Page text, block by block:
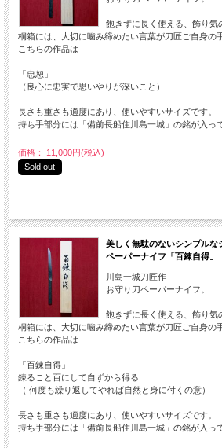
飽きずに長く使える、飾り気
桐箱には、大切に噛み締めたい言葉が刀匠ご自身の
こちらの作品は
「忠恕」
（良心に忠実で思いやりが深いこと）
長さも重さも適度にあり、使いやすいサイズです。
持ち手部分には「備前長船住川島一城」の銘が入っ
価格： 11,000円(税込)
Sold out
美しく無駄のないシンプル
ペーパーナイフ「百錬自得」
川島一城刀匠作
お守り刀ペーパーナイフ。
飽きずに長く使える、飾り気
桐箱には、大切に噛み締めたい言葉が刀匠ご自身の
こちらの作品は
「百錬自得」
錬ること百にして自ずから得る
（ 何度も繰り返してやれば自然と身に付くの意）
長さも重さも適度にあり、使いやすいサイズです。
持ち手部分には「備前長船住川島一城」の銘が入っ